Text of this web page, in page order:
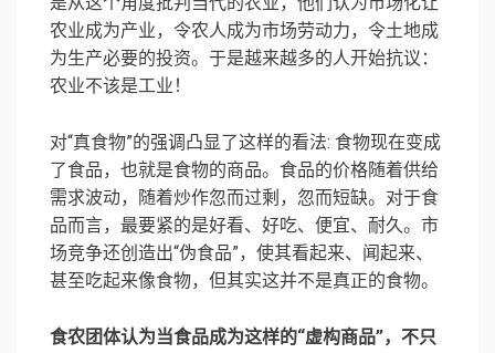
农业成为产业，令农人成为市场劳动力，令土地成
为生产必要的投资。于是越来越多的人开始抗议：
农业不该是工业！
对“真食物”的强调凸显了这样的看法: 食物现在变成
了食品，也就是食物的商品。食品的价格随着供给
需求波动，随着炒作忽而过剩，忽而短缺。对于食
品而言，最要紧的是好看、好吃、便宜、耐久。市
场竞争还创造出“伪食品”，使其看起来、闻起来、
甚至吃起来像食物，但其实这并不是真正的食物。
食农团体认为当食品成为这样的“虚构商品”，不只